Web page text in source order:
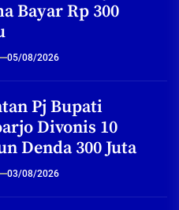
Bayar Rp 300
05/08/2026
Pj Bupati
Divonis 10
Denda 300 Juta
03/08/2026